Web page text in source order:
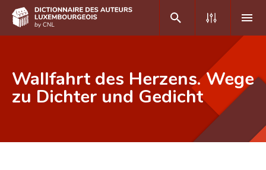
DE FR
Wallfahrt des Herzens. Wege
zu Dichter und Gedicht